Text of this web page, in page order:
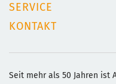
SERVICE
KONTAKT
Seit mehr als 50 Jahren ist